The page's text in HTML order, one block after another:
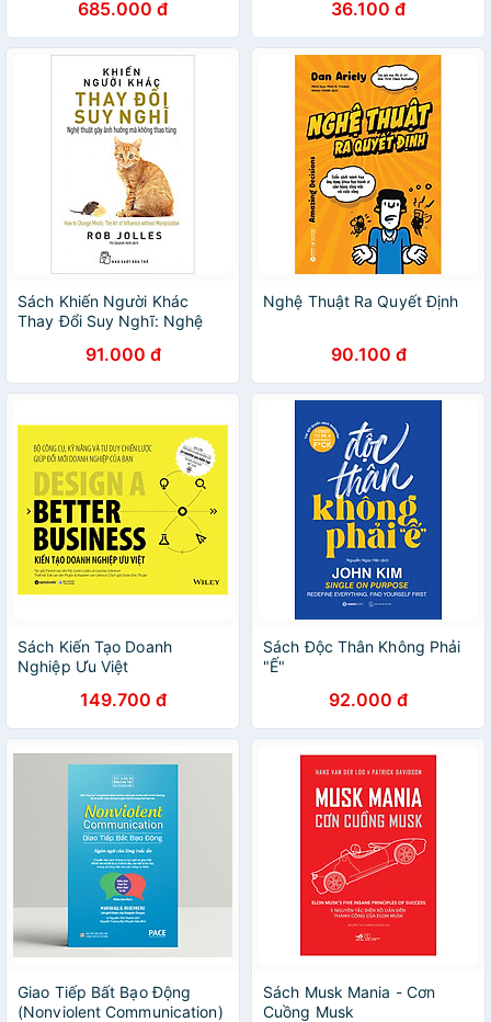
685.000 đ 36.100 đ
Sách Khiến Người Khác
Thay Đổi Suy Nghĩ: Nghệ
Không Thao Túng
91.000 đ
Nghệ Thuật Ra Quyết Định
90.100 đ
Sách Kiến Tạo Doanh
Nghiệp Ưu Việt
149.700 đ
Sách Độc Thân Không Phải
"Ế"
92.000 đ
Giao Tiếp Bất Bạo Động
(Nonviolent Communication)
Sách Musk Mania - Cơn
Cuồng Musk